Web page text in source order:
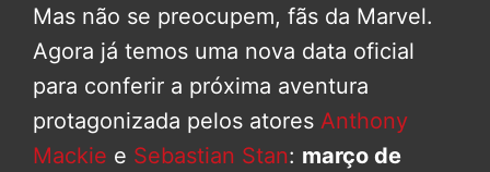
Mas não se preocupem, fãs da Marvel.
Agora já temos uma nova data oficial
para conferir a próxima aventura
protagonizada pelos atores Anthony
Mackie e Sebastian Stan: março de